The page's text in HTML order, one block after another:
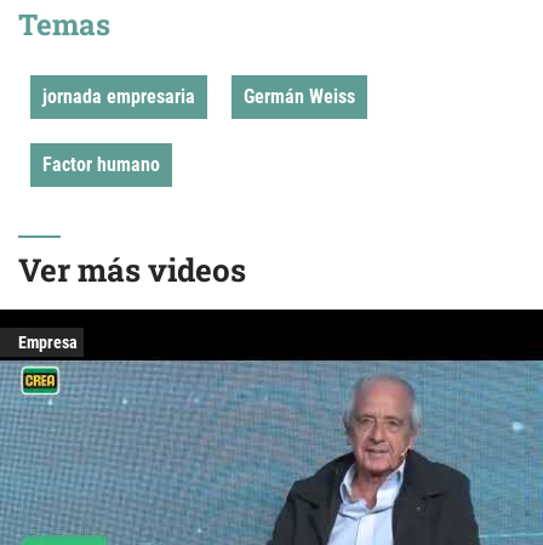
Temas
jornada empresaria Germán Weiss
Factor humano
Ver más videos
Empresa